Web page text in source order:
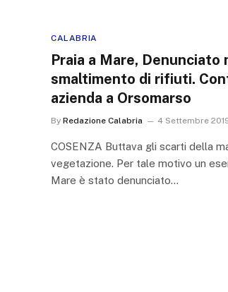
CALABRIA
Praia a Mare, Denunciato
smaltimento di rifiuti.
azienda a Orsomarso
By Redazione Calabria 4 Settembre
COSENZA Buttava gli scarti della
vegetazione. Per tale motivo un
Mare è stato denunciato…